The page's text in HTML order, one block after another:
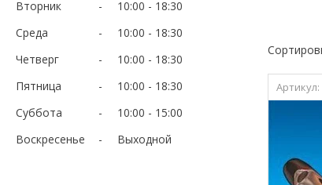
Вторник
10:00
18:30
Среда
10:00
18:30
Четверг
10:00
18:30
Пятница
10:00
18:30
Суббота
10:00
15:00
Воскресенье
Выходной